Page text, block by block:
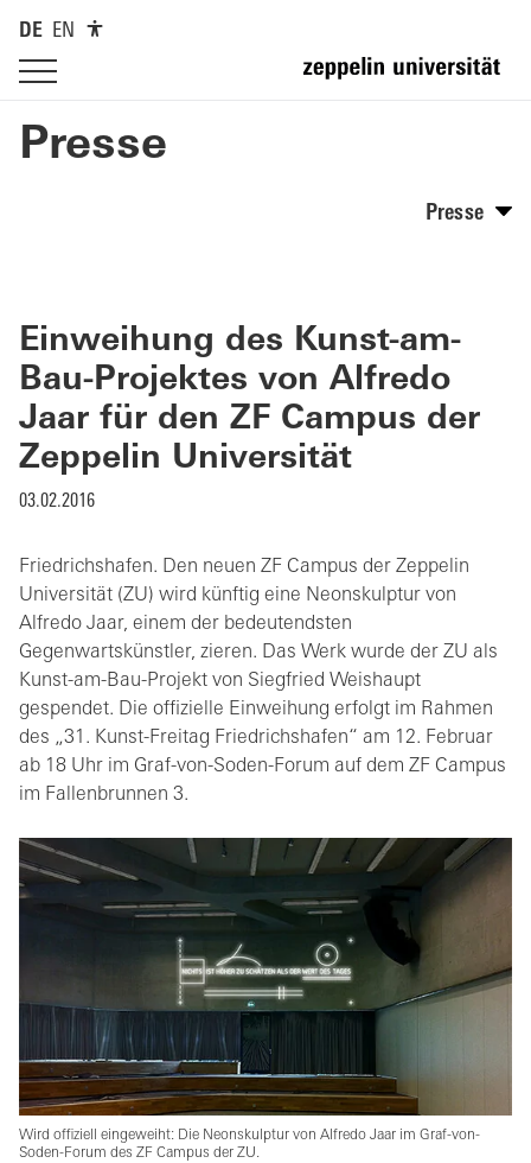
DE EN
Presse
Presse
Einweihung des Kunst-am-
Bau-Projektes von Alfredo
Jaar für den ZF Campus der
Zeppelin Universität
03.02.2016
Friedrichshafen. Den neuen ZF Campus der Zeppelin
Universität (ZU) wird künftig eine Neonskulptur von
Alfredo Jaar, einem der bedeutendsten
Gegenwartskünstler, zieren. Das Werk wurde der ZU als
Kunst-am-Bau-Projekt von Siegfried Weishaupt
gespendet. Die offizielle Einweihung erfolgt im Rahmen
des „31. Kunst-Freitag Friedrichshafen“ am 12. Februar
ab 18 Uhr im Graf-von-Soden-Forum auf dem ZF Campus
im Fallenbrunnen 3.
Wird offiziell eingeweiht: Die Neonskulptur von Alfredo Jaar im Graf-von-
Soden-Forum des ZF Campus der ZU.